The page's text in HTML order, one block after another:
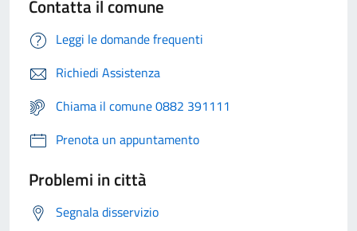
Contatta il comune
Leggi le domande frequenti
Richiedi Assistenza
Chiama il comune 0882 391111
Prenota un appuntamento
Problemi in città
Segnala disservizio